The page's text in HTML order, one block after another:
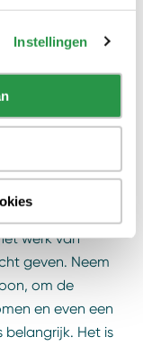
Instellingen
toch maar
die zo gelukkig
zelf
onderdeel van
werk van
geven. Neem
om de
en even een
belangrijk. Het is